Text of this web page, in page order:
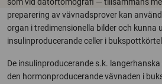
preparering av vävnadsprover kan
organ i tredimensionella bilder och kunna
insulinproducerande celler i
De insulinproducerande s.k.
den hormonproducerande vävnaden i